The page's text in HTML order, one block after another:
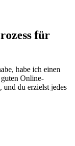
für
habe ich einen
Online-
du erzielst jedes